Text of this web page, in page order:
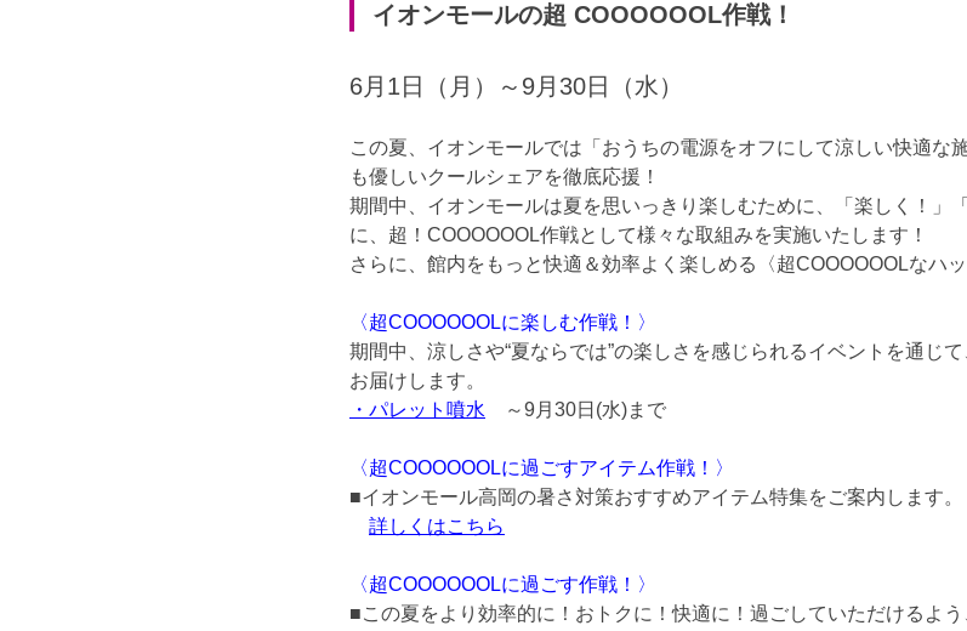
イオンモールの超 COOOOOOL作戦！
6月1日（月）～9月30日（水）
この夏、イオンモールでは「おうちの電源をオフにして涼しい快適な
も優しいクールシェアを徹底応援！
期間中、イオンモールは夏を思いっきり楽しむために、「楽しく！」
に、超！COOOOOOL作戦として様々な取組みを実施いたします！
さらに、館内をもっと快適＆効率よく楽しめる〈超COOOOOOLなハ
〈超COOOOOOLに楽しむ作戦！〉
期間中、涼しさや“夏ならでは”の楽しさを感じられるイベントを通じ
お届けします。
・パレット噴水 ～9月30日(水)まで
〈超COOOOOOLに過ごすアイテム作戦！〉
■イオンモール高岡の暑さ対策おすすめアイテム特集をご案内します。
詳しくはこちら
〈超COOOOOOLに過ごす作戦！〉
■この夏をより効率的に！おトクに！快適に！過ごしていただけるよ